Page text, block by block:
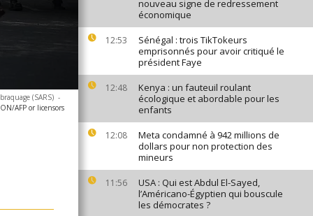
nouveau signe de redressement
économique
12:53
Sénégal : trois TikTokeurs
emprisonnés pour avoir critiqué le
président Faye
12:48
Kenya : un fauteuil roulant
écologique et abordable pour les
enfants
12:08
Meta condamné à 942 millions de
dollars pour non protection des
mineurs
11:56
USA : Qui est Abdul El-Sayed,
l’Américano-Égyptien qui bouscule
les démocrates ?
(SARS) -
AFP or licensors